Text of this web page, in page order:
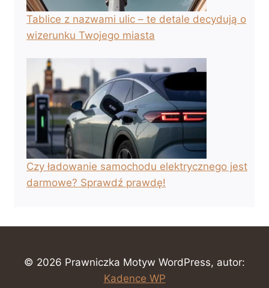
Tablice z nazwami ulic – te detale decydują o
wizerunku Twojego miasta
Czy ładowanie samochodu elektrycznego jest
darmowe? Sprawdź prawdę!
© 2026 Prawniczka Motyw WordPress, autor:
Kadence WP